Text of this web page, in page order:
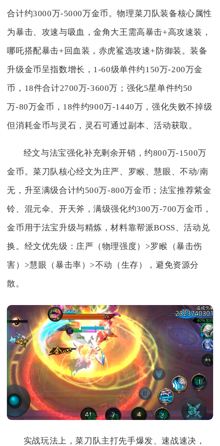
合计约3000万-5000万金币。物理菜刀队装备核心属性
为暴击、攻速与吸血，金角大王需高暴击+高攻速装，
哪吒搭配暴击+回血装，赤虎鲨选攻速+防御装。装备
升级金币呈指数增长，1-60级单件约150万-200万金
币，18件合计2700万-3600万；强化5星单件约50
万-80万金币，18件约900万-1440万，强化失败不掉级
但消耗金币与灵石，灵石可通过副本、活动获取。
经文与法宝强化补充剩余开销，约800万-1500万
金币。菜刀队核心经文为庄严、罗睺、慧眼、不动/南
无，升至满级合计约500万-800万金币；法宝推荐紫金
铃、混元伞、开天斧，满级强化约300万-700万金币，
金币用于法宝升级与精炼，材料靠帮派BOSS、活动兑
换。经文优先级：庄严（物理强度）>罗睺（暴击伤
害）>慧眼（暴击率）>不动（生存），避免资源分
散。
实战玩法上，菜刀队主打先手爆发、速战速决，